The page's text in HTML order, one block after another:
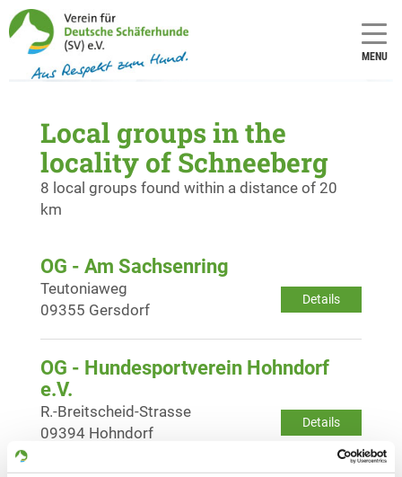
MENU
Local groups in the
locality of Schneeberg
8 local groups found within a distance of 20
km
OG - Am Sachsenring
Details
Teutoniaweg
09355 Gersdorf
OG - Hundesportverein Hohndorf
e.V.
Details
R.-Breitscheid-Strasse
09394 Hohndorf